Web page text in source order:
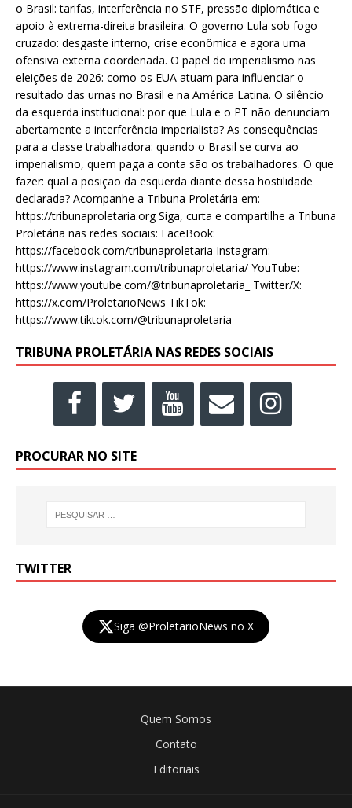
o Brasil: tarifas, interferência no STF, pressão diplomática e
apoio à extrema-direita brasileira. O governo Lula sob fogo
cruzado: desgaste interno, crise econômica e agora uma
ofensiva externa coordenada. O papel do imperialismo nas
eleições de 2026: como os EUA atuam para influenciar o
resultado das urnas no Brasil e na América Latina. O silêncio
da esquerda institucional: por que Lula e o PT não denunciam
abertamente a interferência imperialista? As consequências
para a classe trabalhadora: quando o Brasil se curva ao
imperialismo, quem paga a conta são os trabalhadores. O que
fazer: qual a posição da esquerda diante dessa hostilidade
declarada? Acompanhe a Tribuna Proletária em:
https://tribunaproletaria.org Siga, curta e compartilhe a Tribuna
Proletária nas redes sociais: FaceBook:
https://facebook.com/tribunaproletaria Instagram:
https://www.instagram.com/tribunaproletaria/ YouTube:
https://www.youtube.com/@tribunaproletaria_ Twitter/X:
https://x.com/ProletarioNews TikTok:
https://www.tiktok.com/@tribunaproletaria
TRIBUNA PROLETÁRIA NAS REDES SOCIAIS
PROCURAR NO SITE
TWITTER
Siga @ProletarioNews no X
Quem Somos
Contato
Editoriais